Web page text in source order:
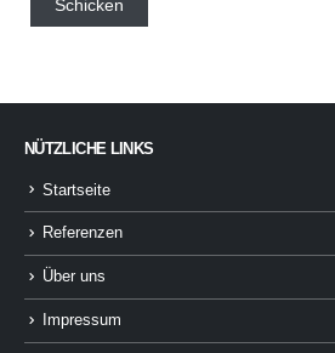
NÜTZLICHE LINKS
Startseite
Referenzen
Über uns
Impressum